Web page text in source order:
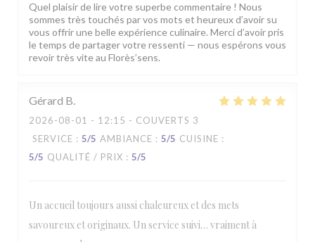
Quel plaisir de lire votre superbe commentaire ! Nous
sommes très touchés par vos mots et heureux d’avoir su
vous offrir une belle expérience culinaire. Merci d’avoir pris
le temps de partager votre ressenti — nous espérons vous
revoir très vite au Florès’sens.
Gérard B
2026-08-01 - 12:15 - COUVERTS 3
SERVICE : 5/5 AMBIANCE : 5/5 CUISINE :
5/5 QUALITÉ / PRIX : 5/5
Un accueil toujours aussi chaleureux et des mets
savoureux et originaux. Un service suivi… vraiment à